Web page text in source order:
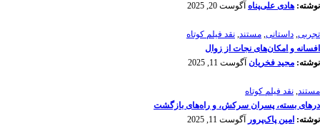
نوشته: هادی علی‌پناه آگوست 20, 2025
تجربی, داستانی, مستند, نقد فیلم کوتاه
افسانه‌ و امکان‌های نجات از زوال
نوشته: مجید فخریان آگوست 11, 2025
مستند, نقد فیلم کوتاه
درهای بسته، پسران سرکش، و راه‌های بازگشت
نوشته: امین پاک‌پرور آگوست 11, 2025